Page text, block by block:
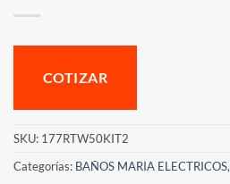
COTIZAR
SKU: 177RTW50KIT2
Categorías: BAÑOS MARIA ELECTRICOS,